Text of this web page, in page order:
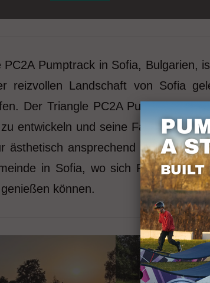
PC2A Pumptrack in Sofia, Bulgarien,
reizvollen Landschaft von Sofia
Der Triangle PC2A Pumptrack
entwickeln und seine Fahrtechnik
ästhetisch ansprechend ist,
in Sofia, wo sich
können.